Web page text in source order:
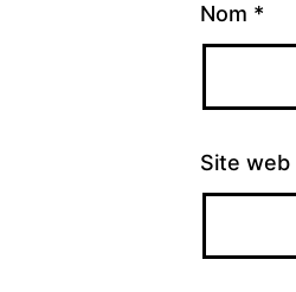
Nom *
Site web